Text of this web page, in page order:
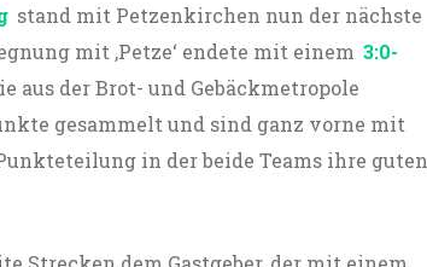
stand mit Petzenkirchen nun der nächste
mit ‚Petze‘ endete mit einem 3:0-
aus der Brot- und Gebäckmetropole
gesammelt und sind ganz vorne mit
in der beide Teams ihre guten